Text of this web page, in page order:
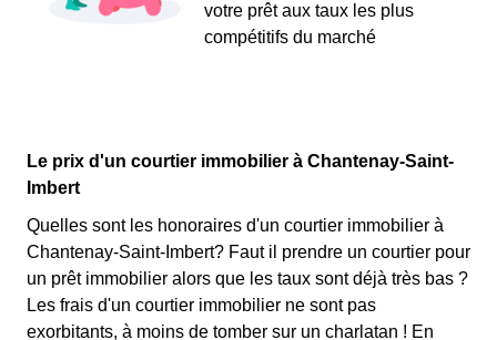
votre prêt aux taux les plus
compétitifs du marché
Le prix d'un courtier immobilier à Chantenay-Saint-
Imbert
Quelles sont les honoraires d'un courtier immobilier à
Chantenay-Saint-Imbert? Faut il prendre un courtier pour
un prêt immobilier alors que les taux sont déjà très bas ?
Les frais d'un courtier immobilier ne sont pas
exorbitants, à moins de tomber sur un charlatan ! En